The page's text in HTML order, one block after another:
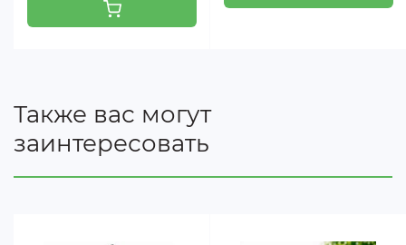
Также вас могут
заинтересовать